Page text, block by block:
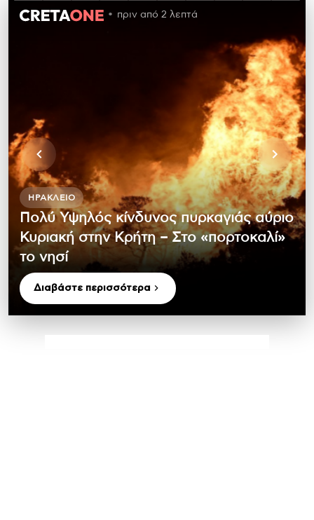
πριν από 2 λεπτά
ΗΡΆΚΛΕΙΟ
Πολύ Υψηλός κίνδυνος πυρκαγιάς αύριο
Κυριακή στην Κρήτη – Στο «πορτοκαλί»
το νησί
Διαβάστε περισσότερα